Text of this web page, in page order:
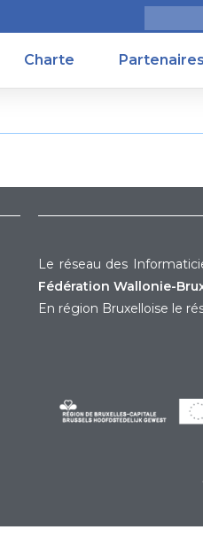
Charte Partenaires
Le réseau des
Fédération Wallonie-
En région Bruxelloise le